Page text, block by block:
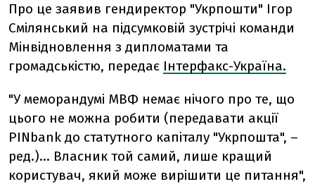
Про це заявив гендиректор "Укрпошти" Ігор
Смілянський на підсумковій зустрічі команди
Мінвідновлення з дипломатами та
громадськістю, передає Інтерфакс-Україна.
"У меморандумі МВФ немає нічого про те, що
цього не можна робити (передавати акції
PINbank до статутного капіталу "Укрпошта", –
ред.)… Власник той самий, лише кращий
користувач, який може вирішити це питання",